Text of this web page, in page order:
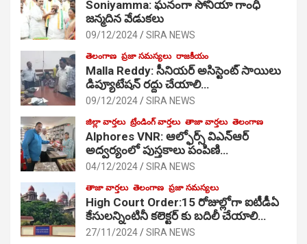
Soniyamma: ఘ‌నంగా సోనియా గాంధీ
జ‌న్మ‌దిన వేడుక‌లు
09/12/2024 SIRA NEWS
తెలంగాణ ప్రజా సమస్యలు రాజకీయం
Malla Reddy: సీనియర్ అసిస్టెంట్ సాయిలు
డిప్యూటేషన్ రద్దు చేయాలి…
09/12/2024 SIRA NEWS
జిల్లా వార్తలు ట్రేండింగ్ వార్తలు తాజా వార్తలు తెలంగాణ
Alphores VNR: ఆల్ఫోర్స్ విఎన్ఆర్
అద్వర్యంలో పుస్తకాలు పంపిణి…
04/12/2024 SIRA NEWS
తాజా వార్తలు తెలంగాణ ప్రజా సమస్యలు
High Court Order:15 రోజుల్లోగా ఐటీడీఏ
కేసులన్నింటినీ కలెక్టర్ కు బదిలీ చేయాలి…
27/11/2024 SIRA NEWS